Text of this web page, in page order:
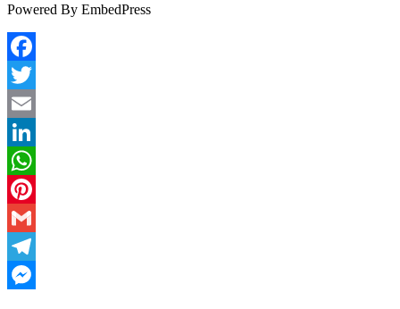
Powered By EmbedPress
Facebook
Twitter
Email
LinkedIn
WhatsApp
Pinterest
Gmail
Telegram